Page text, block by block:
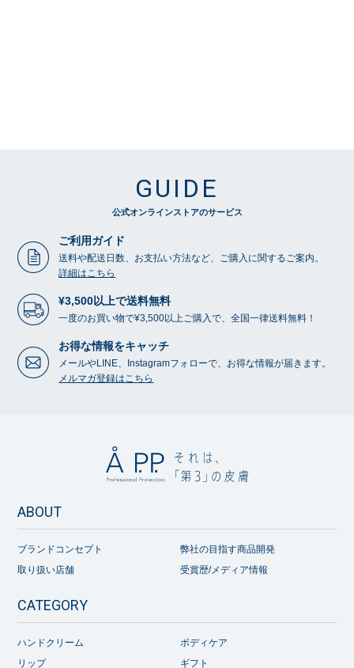
GUIDE
公式オンラインストアのサービス
ご利用ガイド
送料や配送日数、お支払い方法など、ご購入に関するご案内。
詳細はこちら
¥3,500以上で送料無料
一度のお買い物で¥3,500以上ご購入で、全国一律送料無料！
お得な情報をキャッチ
メールやLINE、Instagramフォローで、お得な情報が届きます。
メルマガ登録はこちら
ABOUT
ブランドコンセプト
弊社の目指す商品開発
取り扱い店舗
受賞歴/メディア情報
CATEGORY
ハンドクリーム
ボディケア
リップ
ギフト